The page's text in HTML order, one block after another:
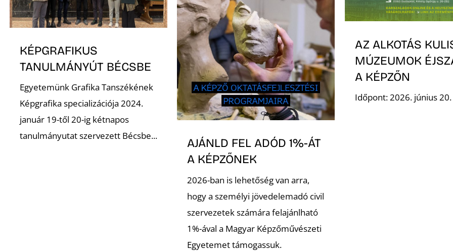
KÉPGRAFIKUS
TANULMÁNYÚT BÉCSBE
Egyetemünk Grafika Tanszékének
Képgrafika specializációja 2024.
január 19-től 20-ig kétnapos
tanulmányutat szervezett Bécsbe...
AJÁNLD FEL ADÓD 1%-ÁT
A KÉPZŐNEK
2026-ban is lehetőség van arra,
hogy a személyi jövedelemadó civil
szervezetek számára felajánlható
1%-ával a Magyar Képzőművészeti
Egyetemet támogassuk.
AZ ALKOTÁS
MÚZEUMOK
A KÉPZŐN
Időpont: 2026. június